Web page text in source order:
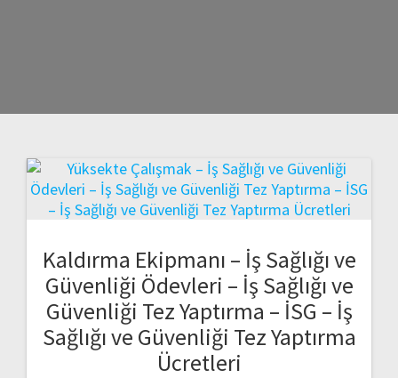
Kaldırma Ekipmanı – İş Sağlığı ve
Güvenliği Ödevleri – İş Sağlığı ve
Güvenliği Tez Yaptırma – İSG – İş
Sağlığı ve Güvenliği Tez Yaptırma
Ücretleri